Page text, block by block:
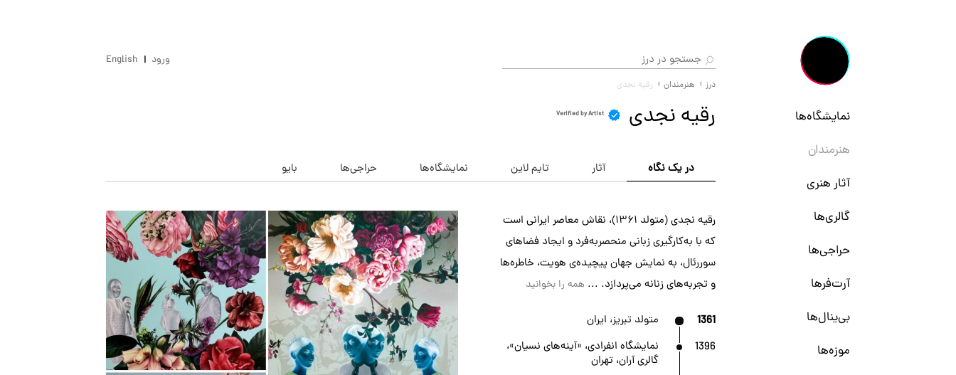
ورود English
نمایشگاه‌ها
هنرمندان
آثار هنری
گالری‌ها
حراجی‌ها
آرت‌فرها
بی‌ینال‌ها
موزه‌ها
درز هنرمندان رقیه نجدی
رقیه نجدی Verified by Artist
در یک نگاه آثار تایم لاین نمایشگاه‌ها حراجی‌ها بایو
رقیه نجدی (متولد ۱۳۶۱)، نقاش معاصر ایرانی است
که با به‌کارگیری زبانی منحصربه‌فرد و ایجاد فضاهای
سوررئال، به نمایش جهان پیچیده‌ی هویت، خاطره‌ها
و تجربه‌های زنانه می‌پردازد. ... همه را بخوانید
1361 متولد تبریز، ایران
1396
نمایشگاه انفرادی، «آینه‌های نسیان»،
گالری آران، تهران